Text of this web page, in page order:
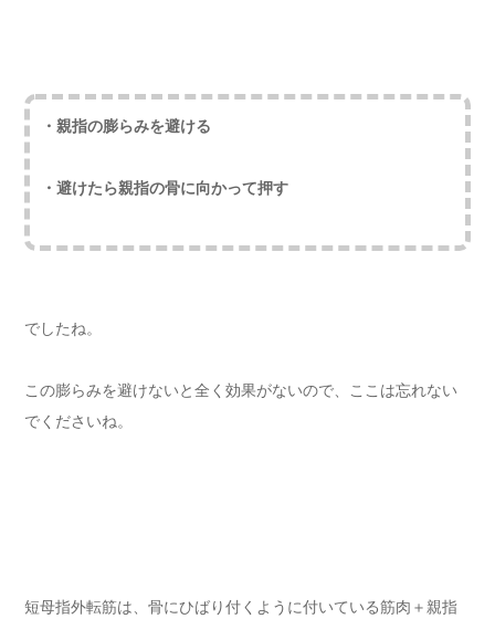
・親指の膨らみを避ける
・避けたら親指の骨に向かって押す
でしたね。
この膨らみを避けないと全く効果がないので、ここは忘れない
でくださいね。
短母指外転筋は、骨にひばり付くように付いている筋肉＋親指